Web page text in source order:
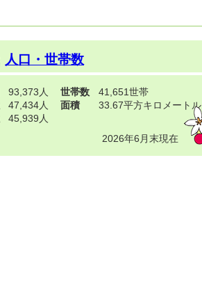
人口・世帯数
93,373人
47,434人
45,939人
世帯数
41,651世帯
面積
33.67平方キロメートル
2026年6月末現在